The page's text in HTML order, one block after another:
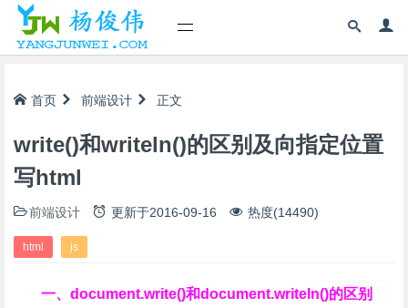
首页 前端设计 正文
write()和writeln()的区别及向指定位置
写html
前端设计 更新于2016-09-16 热度(14490)
html js
一、document.write()和document.writeln()的区别